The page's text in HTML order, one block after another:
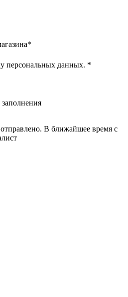
*
персональных данных. *
В ближайшее время с